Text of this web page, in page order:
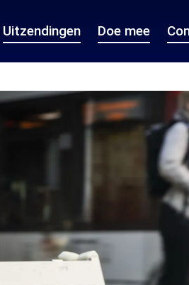
Uitzendingen Doe mee